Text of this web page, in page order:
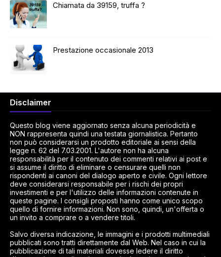
Chiamata da 39159, truffa ?
Prestazione occasionale 2013
Disclaimer
Questo blog viene aggiornato senza alcuna periodicità e
NON rappresenta quindi una testata giornalistica. Pertanto
non può considerarsi un prodotto editoriale ai sensi della
legge n. 62 del 7.03.2001. L'autore non ha alcuna
responsabilità per il contenuto dei commenti relativi ai post e
si assume il diritto di eliminare o censurare quelli non
rispondenti ai canoni del dialogo aperto e civile. Ogni lettore
deve considerarsi responsabile per i rischi dei propri
investimenti e per l'utilizzo delle informazioni contenute in
queste pagine. I consigli proposti hanno come unico scopo
quello di fornire informazioni. Non sono, quindi, un'offerta o
un invito a comprare o a vendere titoli.
Salvo diversa indicazione, le immagini e i prodotti multimediali
pubblicati sono tratti direttamente dal Web. Nel caso in cui la
pubblicazione di tali materiali dovesse ledere il diritto